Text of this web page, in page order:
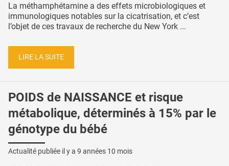
La méthamphétamine a des effets microbiologiques et
immunologiques notables sur la cicatrisation, et c’est
l’objet de ces travaux de recherche du New York ...
LIRE LA SUITE
POIDS de NAISSANCE et risque
métabolique, déterminés à 15% par le
génotype du bébé
Actualité publiée il y a 9 années 10 mois